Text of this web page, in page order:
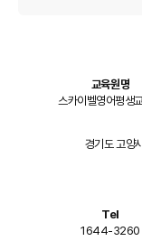
교육원명
스카이벨영어평생
경기도 고양
Tel
1644-3260